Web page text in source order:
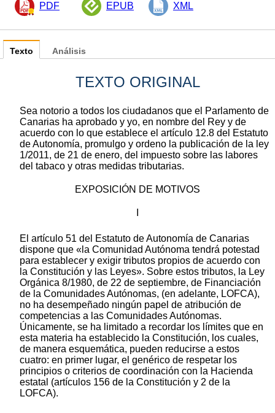
PDF EPUB XML
Texto
TEXTO ORIGINAL
Sea notorio a todos los ciudadanos que el Parlamento de
Canarias ha aprobado y yo, en nombre del Rey y de
acuerdo con lo que establece el artículo 12.8 del Estatuto
de Autonomía, promulgo y ordeno la publicación de la ley
1/2011, de 21 de enero, del impuesto sobre las labores
del tabaco y otras medidas tributarias.
EXPOSICIÓN DE MOTIVOS
El artículo 51 del Estatuto de Autonomía de Canarias
dispone que «la Comunidad Autónoma tendrá potestad
para establecer y exigir tributos propios de acuerdo con
la Constitución y las Leyes». Sobre estos tributos, la Ley
Orgánica 8/1980, de 22 de septiembre, de Financiación
de la Comunidades Autónomas, (en adelante, LOFCA),
no ha desempeñado ningún papel de atribución de
competencias a las Comunidades Autónomas.
Únicamente, se ha limitado a recordar los límites que en
esta materia ha establecido la Constitución, los cuales,
de manera esquemática, pueden reducirse a estos
cuatro: en primer lugar, el genérico de respetar los
principios o criterios de coordinación con la Hacienda
estatal (artículos 156 de la Constitución y 2 de la
LOFCA).
Análisis